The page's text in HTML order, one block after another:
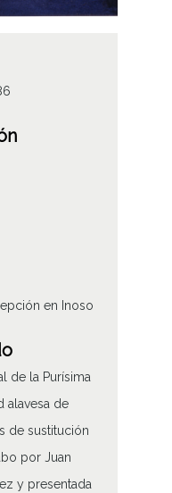
en Inoso
de la Purísima
alavesa de
de sustitución
por Juan
y presentada